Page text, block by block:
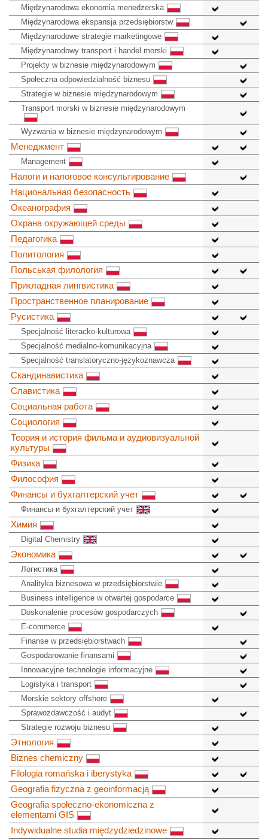
Międzynarodowa ekonomia menedżerska
Międzynarodowa ekspansja przedsiębiorstw
Międzynarodowe strategie marketingowe
Międzynarodowy transport i handel morski
Projekty w biznesie międzynarodowym
Społeczna odpowiedzialność biznesu
Strategie w biznesie międzynarodowym
Transport morski w biznesie międzynarodowym
Wyzwania w biznesie międzynarodowym
Менеджмент
Management
Налоги и налоговое консультирование
Национальная безопасность
Океанография
Охрана окружающей среды
Педагогика
Политология
Польськая филология
Прикладная лингвистика
Пространственное планирование
Русистика
Specjalność literacko-kulturowa
Specjalność medialno-komunikacyjna
Specjalność translatoryczno-językoznawcza
Скандинавистика
Славистика
Социальная работа
Социология
Теория и история фильма и аудиовизуальной
культуры
Физика
Философия
Финансы и бухгалтерский учет
Финансы и бухгалтерский учет
Химия
Digital Chemistry
Экономика
Логистика
Analityka biznesowa w przedsiębiorstwie
Business intelligence w otwartej gospodarce
Doskonalenie procesów gospodarczych
E-commerce
Finanse w przedsiębiorstwach
Gospodarowanie finansami
Innowacyjne technologie informacyjne
Logistyka i transport
Morskie sektory offshore
Sprawozdawczość i audyt
Strategie rozwoju biznesu
Этнология
Biznes chemiczny
Filologia romańska i iberystyka
Geografia fizyczna z geoinformacją
Geografia społeczno-ekonomiczna z
elementami GIS
Indywidualne studia międzydziedzinowe